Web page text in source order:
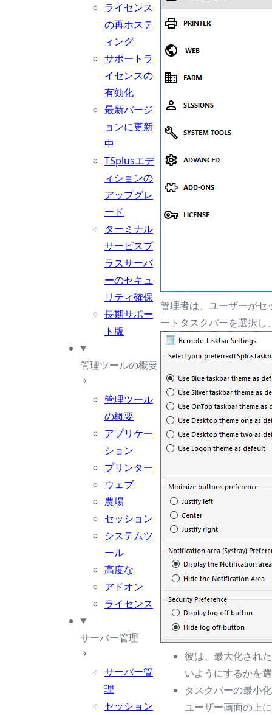
ライセンス
の再ホステ
ィング
サポートラ
イセンスの
有効化
最新バージ
ョンに更新
中
TSplusエデ
ィションの
アップグレ
ード
ターミナル
サービスプ
ラスサーバ
ーのセキュ
リティ確保
長期サポー
ト版
管理ツールの概要
管理ツール
の概要
アプリケー
ション
プリンター
ウェブ
農場
セッション
システムツ
ール
高度な
アドオン
ライセンス
サーバー管理
サーバー管
理
セッション
管理者は、ユーザーがセ
ートタスクバーを選択
彼は、最大化され
いようにするかを
タスクバーの最小
ユーザー画面の上